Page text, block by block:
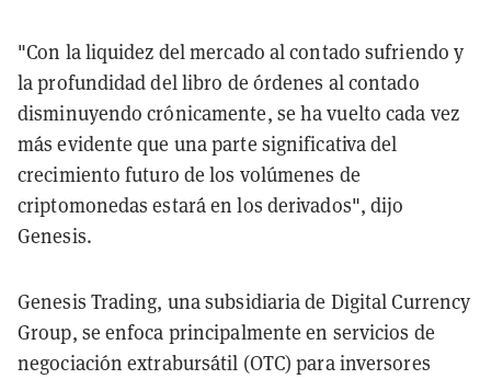
"Con la liquidez del mercado al contado sufriendo y
la profundidad del libro de órdenes al contado
disminuyendo crónicamente, se ha vuelto cada vez
más evidente que una parte significativa del
crecimiento futuro de los volúmenes de
criptomonedas estará en los derivados", dijo
Genesis.
Genesis Trading, una subsidiaria de Digital Currency
Group, se enfoca principalmente en servicios de
negociación extrabursátil (OTC) para inversores